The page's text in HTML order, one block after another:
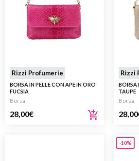
Rizzi Profumerie
BORSA IN PELLE CON APE IN ORO
FUCSIA
Borsa
28,00€
Rizzi
BORSA
TAUPE
Borsa
28,00
-10%